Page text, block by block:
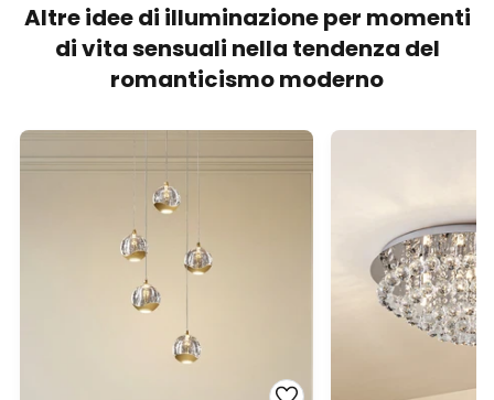
Altre idee di illuminazione per momenti
di vita sensuali nella tendenza del
romanticismo moderno